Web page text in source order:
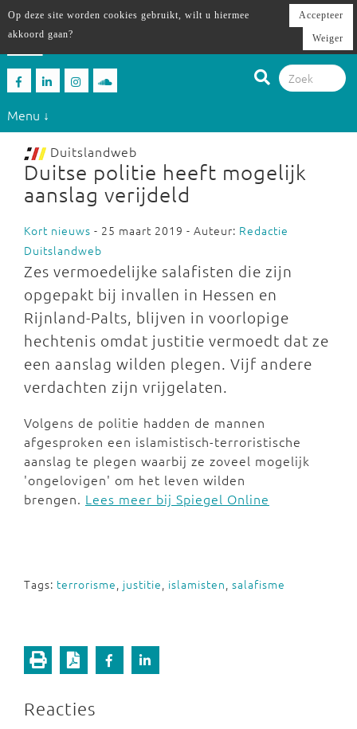
Menu ↓
Duitslandweb
Duitse politie heeft mogelijk
aanslag verijdeld
Kort nieuws - 25 maart 2019 - Auteur: Redactie
Duitslandweb
Zes vermoedelijke salafisten die zijn
opgepakt bij invallen in Hessen en
Rijnland-Palts, blijven in voorlopige
hechtenis omdat justitie vermoedt dat ze
een aanslag wilden plegen. Vijf andere
verdachten zijn vrijgelaten.
Volgens de politie hadden de mannen
afgesproken een islamistisch-terroristische
aanslag te plegen waarbij ze zoveel mogelijk
'ongelovigen' om het leven wilden
brengen. Lees meer bij Spiegel Online
Tags: terrorisme, justitie, islamisten, salafisme
Reacties
Op deze site worden cookies gebruikt, wilt u hiermee
akkoord gaan?
Accepteer
Weiger